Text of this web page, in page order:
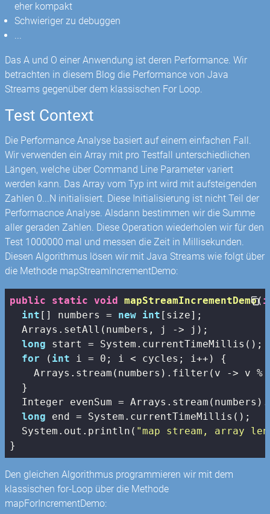
eher kompakt
Schwieriger zu debuggen
...
Das A und O einer Anwendung ist deren Performance. Wir
betrachten in diesem Blog die Performance von Java
Streams gegenüber dem klassischen For Loop.
Test Context
Die Performance Analyse basiert auf einem einfachen Fall.
Wir verwenden ein Array mit pro Testfall unterschiedlichen
Längen, welche über Command Line Parameter variert
werden kann. Das Array vom Typ int wird mit aufsteigenden
Zahlen 0...N initialisiert. Diese Initialisierung ist nicht Teil der
Performacnce Analyse. Alsdann bestimmen wir die Summe
aller geraden Zahlen. Diese Operation wiederholen wir für den
Test 1000000 mal und messen die Zeit in Millisekunden.
Diesen Algorithmus lösen wir mit Java Streams wie folgt über
die Methode mapStreamIncrementDemo:
public static void mapStreamIncrementDemo(
int [] numbers = new int [size];
  Arrays.setAll(numbers, j -> j);
long start = System.currentTimeMillis();
for ( int i = 0 ; i < cycles; i++) {
    Arrays.stream(numbers).filter(v -> v %
  }
Integer evenSum =
long end = System.currentTimeMillis();
  System.out.println(
"map stream, array
}
Den gleichen Algorithmus programmieren wir mit dem
klassischen for-Loop über die Methode
mapForIncrementDemo: